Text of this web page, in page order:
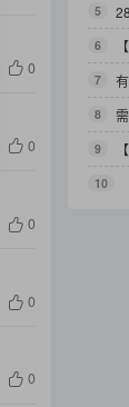
0
0
0
0
0
5
6
7
8
9
要发
10